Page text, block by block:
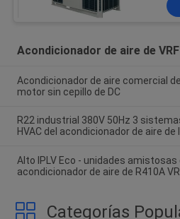
Acondicionador de aire de VRF
Acondicionador de aire comercial
motor sin cepillo de DC
R22 industrial 380V 50Hz 3
HVAC del acondicionador de aire de
Alto IPLV Eco - unidades amistosas
acondicionador de aire de R410A
Categorías